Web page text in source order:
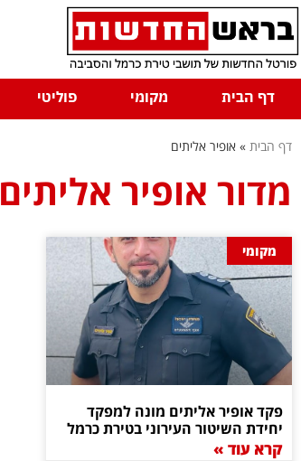
דף הבית
מקומי פוליטי
דף הבית » אופיר אליתים
מדור אופיר אליתים
מקומי
פקד אופיר אליתים מונה למפקד
יחידת השיטור העירוני בטירת כרמל
קרא עוד »